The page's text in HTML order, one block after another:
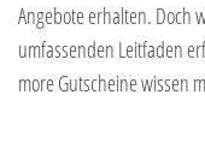
Angebote erhalten. Doch
umfassenden Leitfaden
more Gutscheine wissen